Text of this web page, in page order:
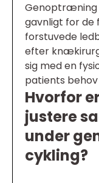
gavnligt for
forstuvede
efter
sig med en
patients
Hvorfor
justere
under
cykling?